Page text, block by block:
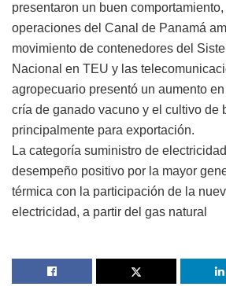
presentaron un buen
operaciones del Canal de Panamá
movimiento de contenedores del
Nacional en TEU y las
agropecuario presentó un aumento
cría de ganado vacuno y el cultivo de
principalmente para exportación.
La categoría suministro de
desempeño positivo por la mayor
térmica con la participación de la
electricidad, a partir del gas natural